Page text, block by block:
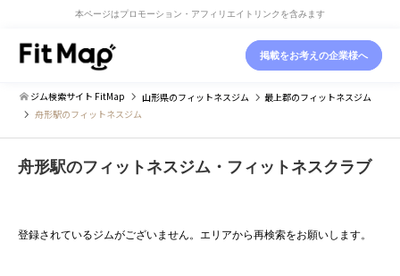
本ページはプロモーション・アフィリエイトリンクを含みます
掲載をお考えの企業様へ
ジム検索サイト FitMap 山形県のフィットネスジム 最上郡のフィットネスジム
舟形駅のフィットネスジム
舟形駅のフィットネスジム・フィットネスクラブ
登録されているジムがございません。エリアから再検索をお願いします。